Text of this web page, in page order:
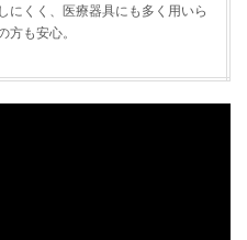
にくく、医療器具にも多く用いら
方も安心。